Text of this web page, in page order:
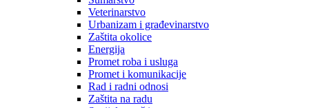
Veterinarstvo
Urbanizam i građevinarstvo
Zaštita okolice
Energija
Promet roba i usluga
Promet i komunikacije
Rad i radni odnosi
Zaštita na radu